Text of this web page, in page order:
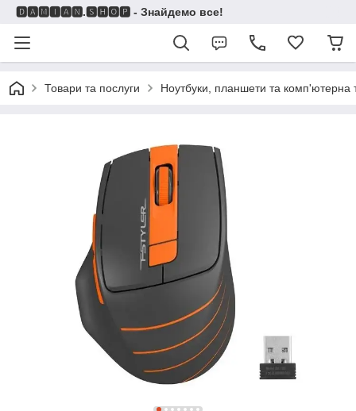
🅳🅰🅼🅸🅰🅽.🆂🅷🅾🅿 - Знайдемо все!
Товари та послуги Ноутбуки, планшети та комп'ютерна